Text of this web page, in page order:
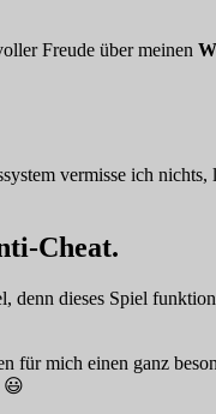
Freude über meinen
vermisse ich
Cheat.
denn dieses Spiel
für mich einen ganz
😃